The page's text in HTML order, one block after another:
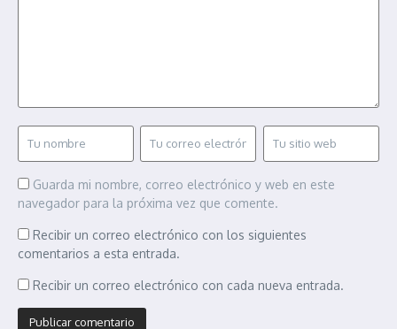
Guarda mi nombre, correo electrónico y web en este
navegador para la próxima vez que comente.
Recibir un correo electrónico con los siguientes
comentarios a esta entrada.
Recibir un correo electrónico con cada nueva entrada.